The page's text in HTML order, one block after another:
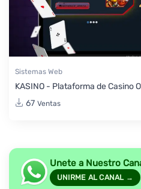
Sistemas Web
KASINO - Plataforma de Casino
67 Ventas
Unete a Nuestro
UNIRME AL CANAL →